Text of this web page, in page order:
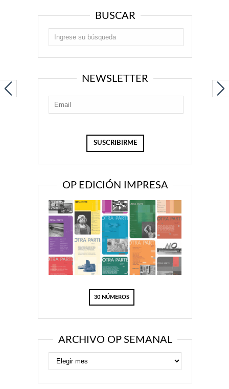
BUSCAR
NEWSLETTER
OP EDICIÓN IMPRESA
30 NÚMEROS
ARCHIVO OP SEMANAL